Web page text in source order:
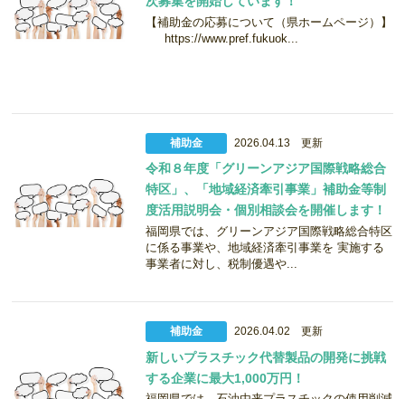
【補助金の応募について（県ホームページ）】
https://www.pref.fukuok...
補助金 2026.04.13 更新
令和８年度「グリーンアジア国際戦略総合
特区」、「地域経済牽引事業」補助金等制
度活用説明会・個別相談会を開催します！
福岡県では、グリーンアジア国際戦略総合特区
に係る事業や、地域経済牽引事業を 実施する
事業者に対し、税制優遇や...
補助金 2026.04.02 更新
新しいプラスチック代替製品の開発に挑戦
する企業に最大1,000万円！